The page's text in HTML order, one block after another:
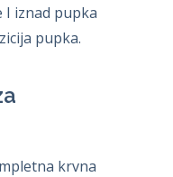
I iznad pupka
pupka.
krvna